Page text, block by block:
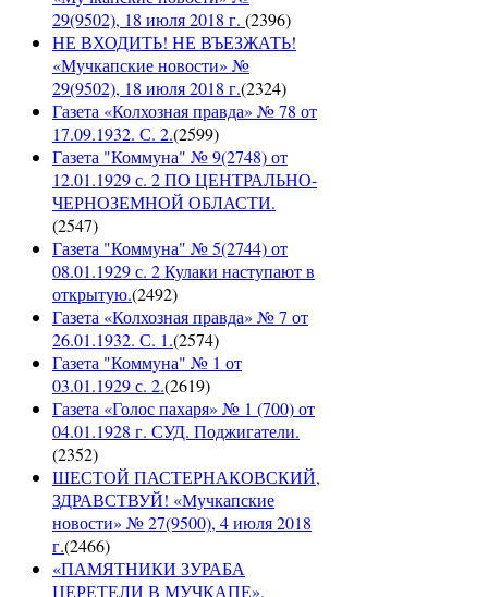
29(9502), 18 июля 2018 г. (2396)
НЕ ВХОДИТЬ! НЕ ВЪЕЗЖАТЬ!
«Мучкапские новости» №
29(9502), 18 июля 2018 г.(2324)
Газета «Колхозная правда» № 78 от
17.09.1932. С. 2.(2599)
Газета "Коммуна" № 9(2748) от
12.01.1929 с. 2 ПО ЦЕНТРАЛЬНО-
ЧЕРНОЗЕМНОЙ ОБЛАСТИ.
(2547)
Газета "Коммуна" № 5(2744) от
08.01.1929 с. 2 Кулаки наступают в
открытую.(2492)
Газета «Колхозная правда» № 7 от
26.01.1932. С. 1.(2574)
Газета "Коммуна" № 1 от
03.01.1929 с. 2.(2619)
Газета «Голос пахаря» № 1 (700) от
04.01.1928 г. СУД. Поджигатели.
(2352)
ШЕСТОЙ ПАСТЕРНАКОВСКИЙ,
ЗДРАВСТВУЙ! «Мучкапские
новости» № 27(9500), 4 июля 2018
г.(2466)
«ПАМЯТНИКИ ЗУРАБА
ЦЕРЕТЕЛИ В МУЧКАПЕ».